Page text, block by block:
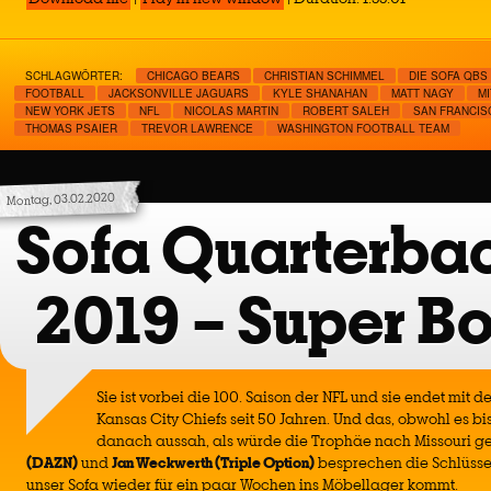
SCHLAGWÖRTER: CHICAGO BEARS CHRISTIAN SCHIMMEL
DIE SOFA QBS
FOOTBALL
JACKSONVILLE JAGUARS KYLE SHANAHAN MATT NAGY
NEW YORK JETS
NFL NICOLAS MARTIN ROBERT SALEH
SAN
THOMAS PSAIER
TREVOR LAWRENCE WASHINGTON FOOTBALL TEAM
Montag, 03.02.2020
Sofa
2019 – Super
Sie ist vorbei die 100. Saison der NFL und sie endet mit
Kansas City Chiefs seit 50 Jahren. Und das, obwohl es
danach aussah, als würde die Trophäe nach Missouri
(DAZN)undJan Weckwerth (Triple Option)besprechen die
unser Sofa wieder für ein paar Wochen ins Möbellager kommt.